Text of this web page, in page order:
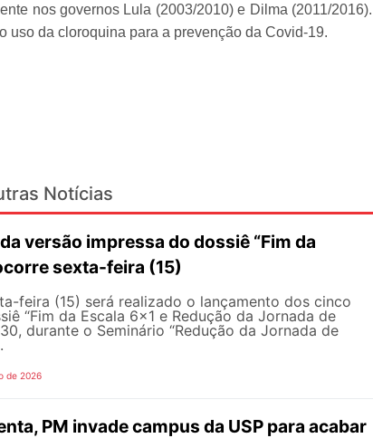
nos governos Lula (2003/2010) e Dilma (2011/2016).
uso da cloroquina para a prevenção da Covid-19.
Notícias
versão impressa do dossiê “Fim da
sexta-feira (15)
feira (15) será realizado o lançamento dos cinco
“Fim da Escala 6×1 e Redução da Jornada de
durante o Seminário “Redução da Jornada de
de 2026
PM invade campus da USP para acabar